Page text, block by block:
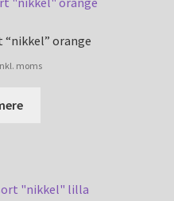
“nikkel” orange
moms